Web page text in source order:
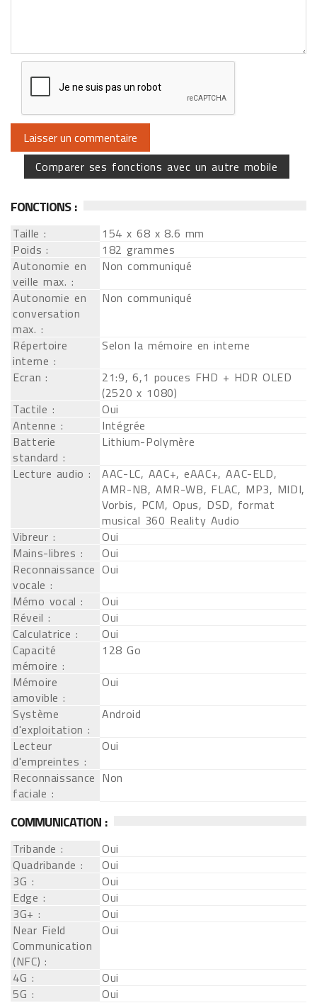
Comparer ses fonctions avec un autre mobile
FONCTIONS :
Taille :
154 x 68 x 8.6 mm
Poids :
182 grammes
Autonomie en
veille max. :
Non communiqué
Autonomie en
conversation
max. :
Non communiqué
Répertoire
interne :
Selon la mémoire en interne
Ecran :
21:9, 6,1 pouces FHD + HDR OLED
(2520 x 1080)
Tactile :
Oui
Antenne :
Intégrée
Batterie
standard :
Lithium-Polymère
Lecture audio :
AAC-LC, AAC+, eAAC+, AAC-ELD,
AMR-NB, AMR-WB, FLAC, MP3, MIDI,
Vorbis, PCM, Opus, DSD, format
musical 360 Reality Audio
Vibreur :
Oui
Mains-libres :
Oui
Reconnaissance
vocale :
Oui
Mémo vocal :
Oui
Réveil :
Oui
Calculatrice :
Oui
Capacité
mémoire :
128 Go
Mémoire
amovible :
Oui
Système
d'exploitation :
Android
Lecteur
d'empreintes :
Oui
Reconnaissance
faciale :
Non
COMMUNICATION :
Tribande :
Oui
Quadribande :
Oui
3G :
Oui
Edge :
Oui
3G+ :
Oui
Near Field
Communication
(NFC) :
Oui
4G :
Oui
5G :
Oui